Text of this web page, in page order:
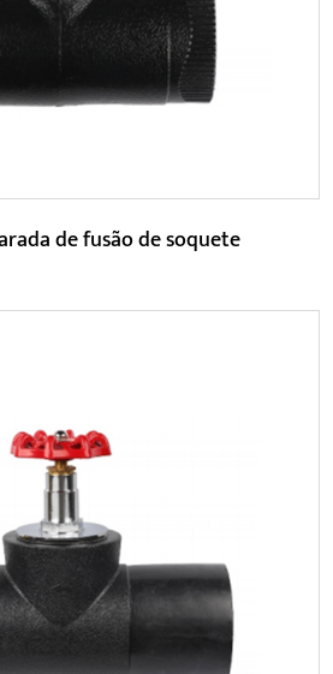
LEIA MAIS
Parâmetros:
design estrutural compacto, ocupa
é adequada para vários siste...
LEIA MAIS
de fusão de soquete